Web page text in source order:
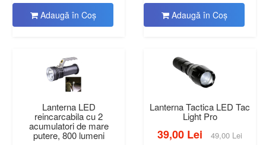
Adaugă în Coş Adaugă în Coş
Lanterna LED
reincarcabila cu 2
acumulatori de mare
putere, 800 lumeni
Lanterna Tactica LED Tac
Light Pro
39,00 Lei 49,00 Lei